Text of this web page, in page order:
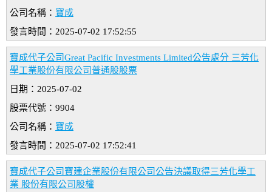
公司名稱： 寶成
發言時間：2025-07-02 17:52:55
寶成代子公司Great Pacific Investments Limited公告處分 三芳化
學工業股份有限公司普通股股票
日期：2025-07-02
股票代號：9904
公司名稱： 寶成
發言時間：2025-07-02 17:52:41
寶成代子公司寶建企業股份有限公司公告決議取得三芳化學工
業 股份有限公司股權